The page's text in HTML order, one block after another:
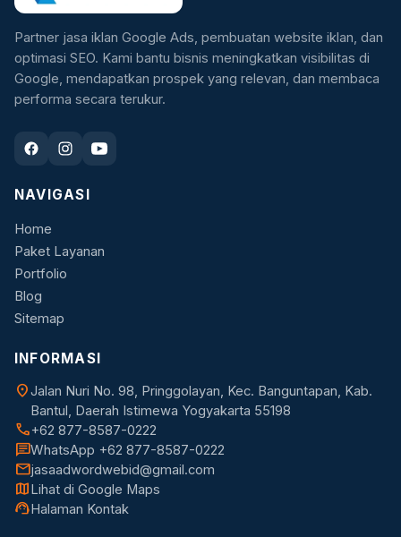
Partner jasa iklan Google Ads, pembuatan website iklan, dan
optimasi SEO. Kami bantu bisnis meningkatkan visibilitas di
Google, mendapatkan prospek yang relevan, dan membaca
performa secara terukur.
NAVIGASI
Home
Paket Layanan
Portfolio
Blog
Sitemap
INFORMASI
location_onJalan Nuri No. 98, Pringgolayan, Kec. Banguntapan, Kab.
Bantul, Daerah Istimewa Yogyakarta 55198
call+62 877-8587-0222
chatWhatsApp +62 877-8587-0222
mailjasaadwordwebid@gmail.com
mapLihat di Google Maps
support_agentHalaman Kontak